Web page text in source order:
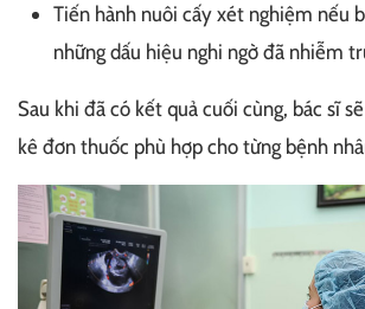
Tiến hành nuôi cấy xét nghiệm nếu
những dấu hiệu nghi ngờ đã nhiễm
Sau khi đã có kết quả cuối cùng, bác sĩ
kê đơn thuốc phù hợp cho từng bệnh